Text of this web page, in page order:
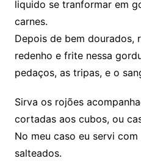
liquido se tranformar em
carnes.
Depois de bem dourados,
redenho e frite nessa
pedaços, as tripas, e o
Sirva os rojões
cortadas aos cubos, ou
No meu caso eu servi
salteados.